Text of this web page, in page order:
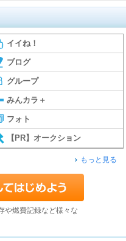
イイね！
ブログ
グループ
みんカラ＋
フォト
【PR】オークション
もっと見る
や燃費記録など様々な